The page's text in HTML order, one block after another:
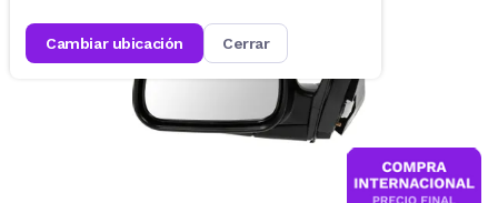
cambiar ubicación cerrar